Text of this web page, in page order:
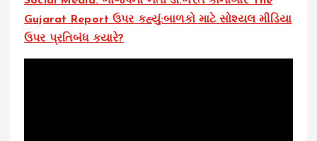
Gujarat Report ઉપર કહ્યું:બાળકો માટે સોશ્યલ મીડિયા
ઉપર પ્રતિબંધ ક્યારે?